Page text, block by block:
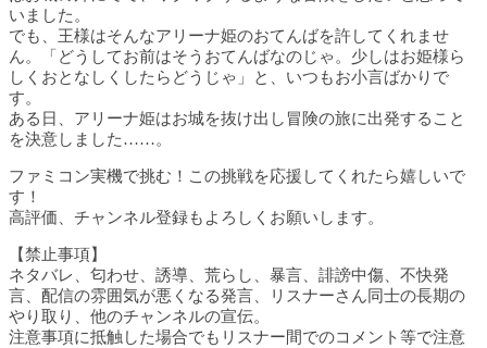
いました。
でも、王様はそんなアリーナ姫のおてんばを許してくれませ
ん。「どうしてお前はそうおてんばなのじゃ。少しはお姫様ら
しくおとなしくしたらどうじゃ」と、いつもお小言ばかりで
す。
ある日、アリーナ姫はお城を抜け出し冒険の旅に出発すること
を決意しました……。
ファミコン実機で挑む！この挑戦を応援してくれたら嬉しいで
す！
高評価、チャンネル登録もよろしくお願いします。
【禁止事項】
ネタバレ、匂わせ、誘導、荒らし、暴言、誹謗中傷、不快発
言、配信の雰囲気が悪くなる発言、リスナーさん同士の長期の
やり取り、他のチャンネルの宣伝。
注意事項に抵触した場合でもリスナー間でのコメント等で注意